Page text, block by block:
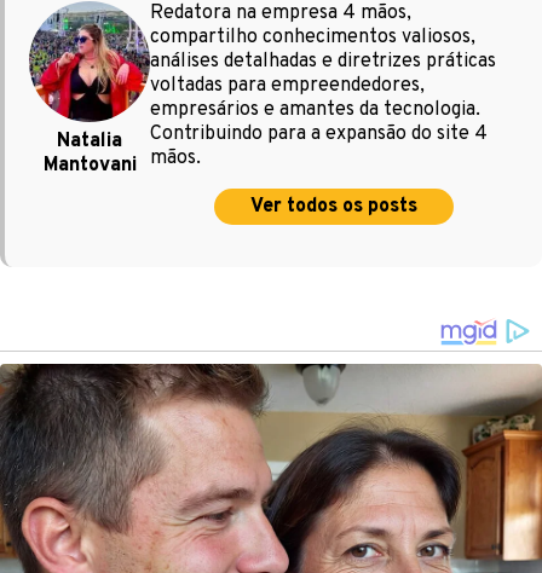
Natalia
Mantovani
Redatora na empresa 4 mãos,
compartilho conhecimentos valiosos,
análises detalhadas e diretrizes práticas
voltadas para empreendedores,
empresários e amantes da tecnologia.
Contribuindo para a expansão do site 4
mãos.
Ver todos os posts